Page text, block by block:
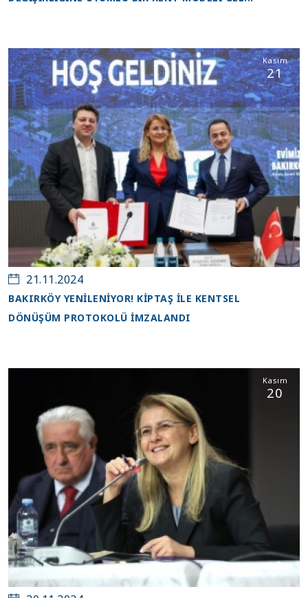
Kasım
21
21.11.2024
BAKIRKÖY YENİLENİYOR! KİPTAŞ İLE KENTSEL
DÖNÜŞÜM PROTOKOLÜ İMZALANDI
Kasım
20